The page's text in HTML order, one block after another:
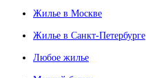
Жилье в Москве
Жилье в Санкт-Петербурге
Любое жилье